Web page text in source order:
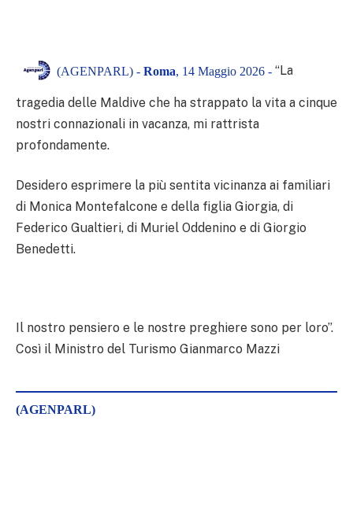
(AGENPARL) - Roma, 14 Maggio 2026 - “La
tragedia delle Maldive che ha strappato la vita a cinque
nostri connazionali in vacanza, mi rattrista
profondamente.
Desidero esprimere la più sentita vicinanza ai familiari
di Monica Montefalcone e della figlia Giorgia, di
Federico Gualtieri, di Muriel Oddenino e di Giorgio
Benedetti.
Il nostro pensiero e le nostre preghiere sono per loro”.
Così il Ministro del Turismo Gianmarco Mazzi
(AGENPARL)